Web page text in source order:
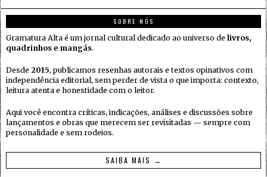
SOBRE NÓS
Gramatura Alta é um jornal cultural dedicado ao universo de livros,
quadrinhos e mangás.
Desde 2015, publicamos resenhas autorais e textos opinativos com
independência editorial, sem perder de vista o que importa: contexto,
leitura atenta e honestidade com o leitor.
Aqui você encontra críticas, indicações, análises e discussões sobre
lançamentos e obras que merecem ser revisitadas — sempre com
personalidade e sem rodeios.
SAIBA MAIS →